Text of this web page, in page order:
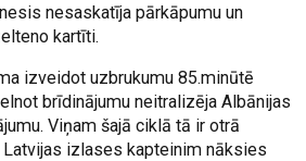
nesaskatīja pārkāpumu un
kartīti.
izveidot uzbrukumu 85.minūtē
brīdinājumu neitralizēja Albānijas
Viņam šajā ciklā tā ir otrā
izlases kapteinim nāksies